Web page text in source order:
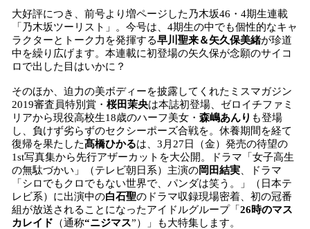
大好評につき、前号より増ページした乃木坂46・4期生連載
「乃木坂ツーリスト」。今号は、4期生の中でも個性的なキャ
ラクターとトーク力を発揮する早川聖来＆矢久保美緒が珍道
中を繰り広げます。本連載に初登場の矢久保が念願のサイコ
ロで出した目はいかに？
そのほか、迫力の美ボディーを披露してくれたミスマガジン
2019審査員特別賞・ 桜田茉央は本誌初登場、ゼロイチファミ
リアから現役高校生18歳のハーフ美女・ 森嶋あんり も登場
し、負けず劣らずのセクシーポーズ合戦を。休養期間を経て
復帰を果たした髙橋ひかるは、3月27日（金）発売の待望の
1st写真集から先行アザーカットを大公開。ドラマ「女子高生
の無駄づかい」（テレビ朝日系）主演の岡田結実 、ドラマ
「シロでもクロでもない世界で、パンダは笑う。」（日本テ
レビ系）に出演中の白石聖のドラマ収録現場密着、初の冠番
組が放送されることになったアイドルグループ「 26時のマス
カレイド （通称“ニジマス”）」も大特集します。